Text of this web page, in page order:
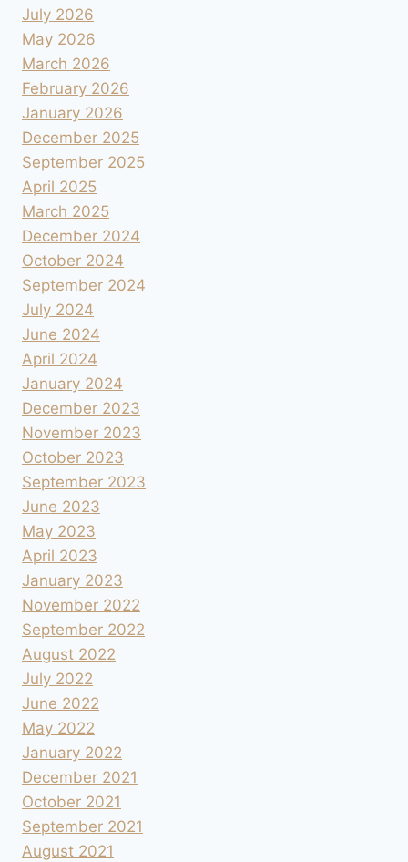
July 2026
May 2026
March 2026
February 2026
January 2026
December 2025
September 2025
April 2025
March 2025
December 2024
October 2024
September 2024
July 2024
June 2024
April 2024
January 2024
December 2023
November 2023
October 2023
September 2023
June 2023
May 2023
April 2023
January 2023
November 2022
September 2022
August 2022
July 2022
June 2022
May 2022
January 2022
December 2021
October 2021
September 2021
August 2021